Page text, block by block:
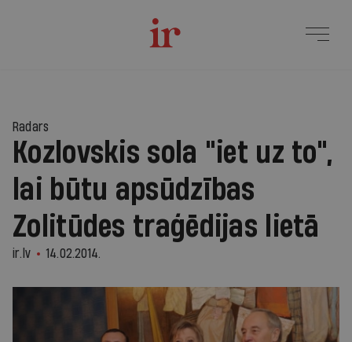
Radars
Kozlovskis sola "iet uz to",
lai būtu apsūdzības
Zolitūdes traģēdijas lietā
ir.lv 14.02.2014.